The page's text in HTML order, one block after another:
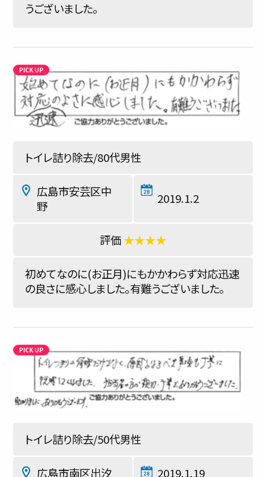
うございました。
トイレ詰り除去/80代男性
広島市安芸区中
野
2019.1.2
★★★★
初めてなのに(お正月)にもかかわらず対応迅速
の良さに感心しました。有難うございました。
トイレ詰り除去/50代男性
広島市南区出汐 2019.1.19